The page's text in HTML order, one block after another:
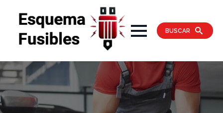
BUSCAR